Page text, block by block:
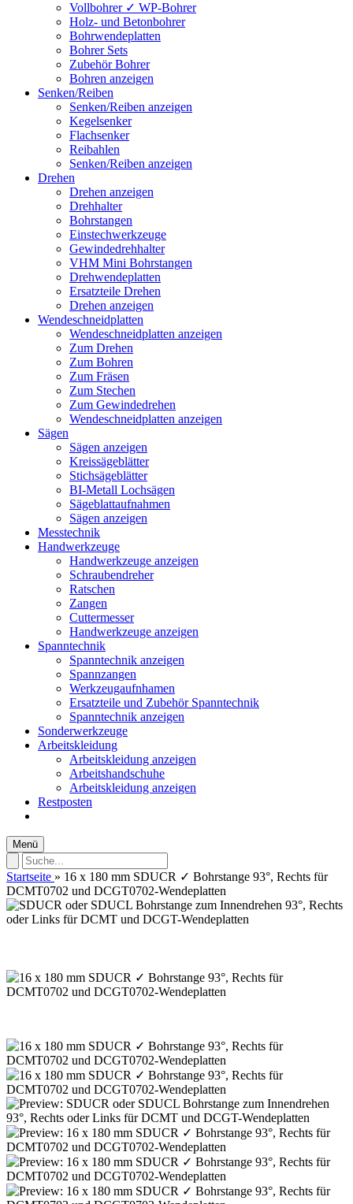
Vollbohrer ✓ WP-Bohrer
Holz- und Betonbohrer
Bohrwendeplatten
Bohrer Sets
Zubehör Bohrer
Bohren anzeigen
Senken/Reiben
Senken/Reiben anzeigen
Kegelsenker
Flachsenker
Reibahlen
Senken/Reiben anzeigen
Drehen
Drehen anzeigen
Drehhalter
Bohrstangen
Einstechwerkzeuge
Gewindedrehhalter
VHM Mini Bohrstangen
Drehwendeplatten
Ersatzteile Drehen
Drehen anzeigen
Wendeschneidplatten
Wendeschneidplatten anzeigen
Zum Drehen
Zum Bohren
Zum Fräsen
Zum Stechen
Zum Gewindedrehen
Wendeschneidplatten anzeigen
Sägen
Sägen anzeigen
Kreissägeblätter
Stichsägeblätter
BI-Metall Lochsägen
Sägeblattaufnahmen
Sägen anzeigen
Messtechnik
Handwerkzeuge
Handwerkzeuge anzeigen
Schraubendreher
Ratschen
Zangen
Cuttermesser
Handwerkzeuge anzeigen
Spanntechnik
Spanntechnik anzeigen
Spannzangen
Werkzeugaufnhamen
Ersatzteile und Zubehör Spanntechnik
Spanntechnik anzeigen
Sonderwerkzeuge
Arbeitskleidung
Arbeitskleidung anzeigen
Arbeitshandschuhe
Arbeitskleidung anzeigen
Restposten
Menü
Startseite » 16 x 180 mm SDUCR ✓ Bohrstange 93°, Rechts für
DCMT0702 und DCGT0702-Wendeplatten